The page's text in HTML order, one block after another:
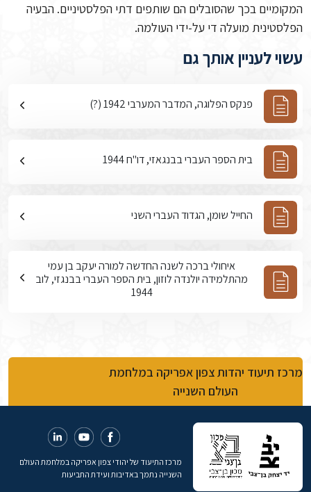
המקומיים בכך שהסובלים הם שותפים דתי הפלסטיניים. הבעיה
הפלסטינית מועלה די על-ידי העולמה.
עשוי לעניין אותך גם
פנקס הפלוגה, המדבר המערבי 1942 (?)
בית הספר העברי בבנגאזי, דו"ח 1944
החייל שומן, הגדוד העברי השני
איחולי ברכה לשנה החדשה למורה יעקב בן עמי
מהתלמידה יולנדה לוזון, בית הספר העברי בבנגזי, לוב
1944
מרכז תיעוד יהדות צפון אפריקה במלחמת
העולם השנייה
מרכז התיעוד של יהודי צפון אפריקה במלחמת העולם
השנייה נתמך באדיבות ועידת התביעות